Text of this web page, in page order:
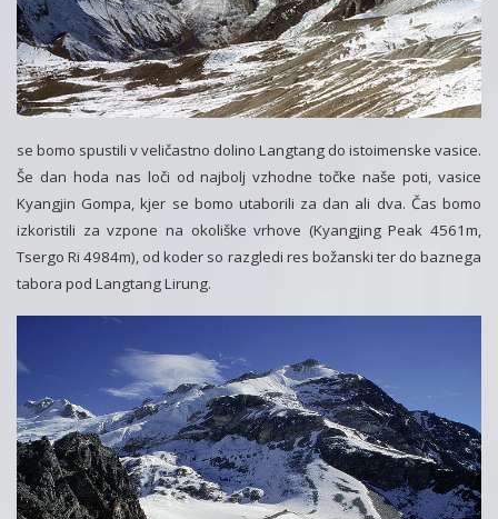
se bomo spustili v veličastno dolino Langtang do istoimenske vasice.
Še dan hoda nas loči od najbolj vzhodne točke naše poti, vasice
Kyangjin Gompa, kjer se bomo utaborili za dan ali dva. Čas bomo
izkoristili za vzpone na okoliške vrhove (Kyangjing Peak 4561m,
Tsergo Ri 4984m), od koder so razgledi res božanski ter do baznega
tabora pod Langtang Lirung.